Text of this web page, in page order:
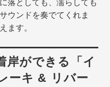
落としても、濡らしても
ウンドを奏でてくれま
ます。
岸ができる「イ
ーキ & リバー